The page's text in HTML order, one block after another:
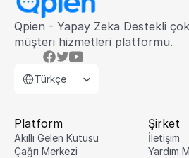
Qpien - Yapay Zeka Destekli
müşteri hizmetleri platformu.
Türkçe
Platform
Akıllı Gelen Kutusu
Çağrı Merkezi
Şirket
İletişim
Yardım